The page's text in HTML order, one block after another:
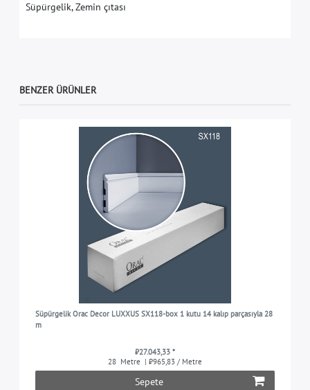
Süpürgelik, Zemin çıtası
BENZER ÜRÜNLER
Süpürgelik Orac Decor LUXXUS SX118-box 1 kutu 14 kalıp parçasıyla 28
m
₺27.043,33 *
28 Metre | ₺965,83 / Metre
Sepete